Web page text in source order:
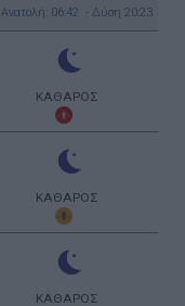
Ανατολή: 06:42 - Δύση 20:23
ΚΑΘΑΡΟΣ
ΚΑΘΑΡΟΣ
ΚΑΘΑΡΟΣ